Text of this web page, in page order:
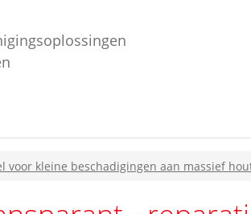
kleine beschadigingen aan massief